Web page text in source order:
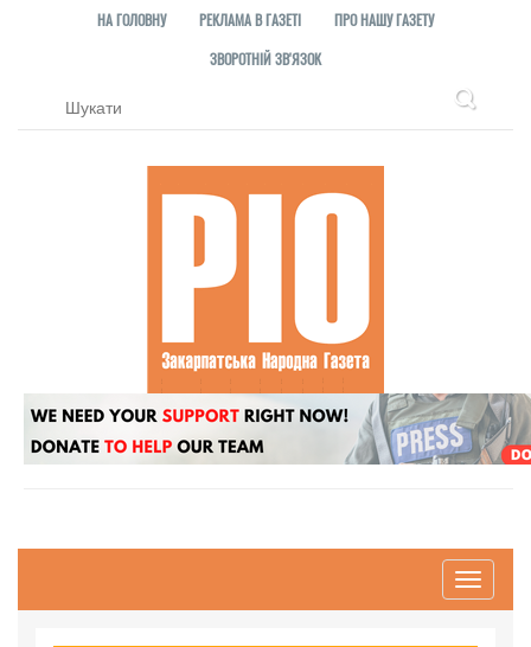
НА ГОЛОВНУ РЕКЛАМА В ГАЗЕТІ
ПРО НАШУ ГАЗЕТУ
ЗВОРОТНІЙ ЗВ'ЯЗОК
Toggle